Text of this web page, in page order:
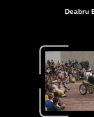
Deabru